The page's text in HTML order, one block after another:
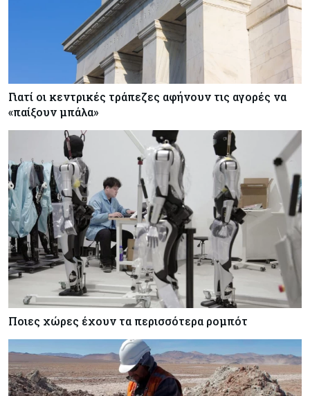
Γιατί οι κεντρικές τράπεζες αφήνουν τις αγορές να
«παίξουν μπάλα»
Ποιες χώρες έχουν τα περισσότερα ρομπότ